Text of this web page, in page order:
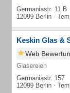
Germaniastr. 11 B
12099 Berlin -
Keskin Glas &
Web
Glasereien
Germaniastr. 157
12099 Berlin -